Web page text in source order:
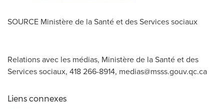
SOURCE Ministère de la Santé et des Services sociaux
Relations avec les médias, Ministère de la Santé et des
Services sociaux, 418 266-8914, medias@msss.gouv.qc.ca
Liens connexes